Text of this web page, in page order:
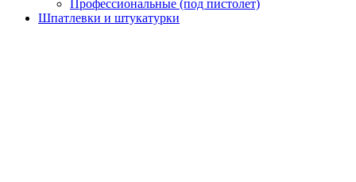
Профессиональные (под пистолет)
Шпатлевки и штукатурки